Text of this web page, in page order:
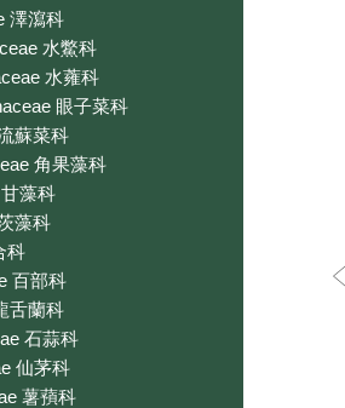
澤瀉科
水鱉科
水蕹科
眼子菜科
蘇菜科
角果藻科
藻科
藻科
科
百部科
舌蘭科
石蒜科
仙茅科
薯蕷科